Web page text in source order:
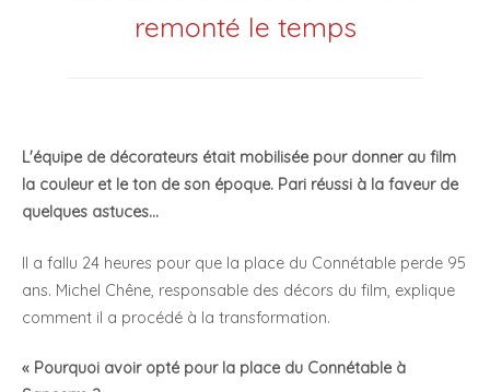
remonté le temps
L'équipe de décorateurs était mobilisée pour donner au film
la couleur et le ton de son époque. Pari réussi à la faveur de
quelques astuces...
Il a fallu 24 heures pour que la place du Connétable perde 95
ans. Michel Chêne, responsable des décors du film, explique
comment il a procédé à la transformation.
« Pourquoi avoir opté pour la place du Connétable à